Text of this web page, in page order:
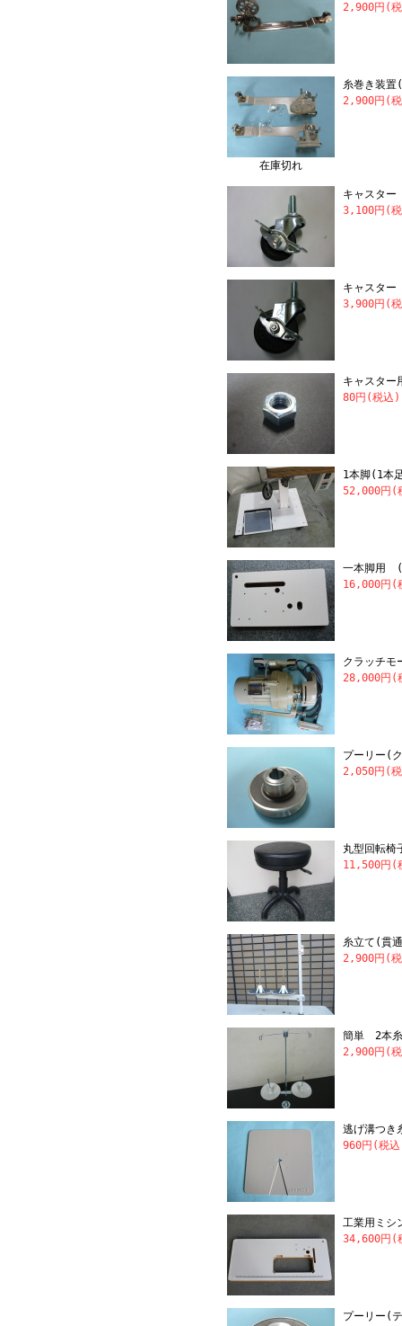
2,900円(
在庫切れ
糸巻き装
2,900円(
キャスタ
3,100円(
キャスタ
3,900円(
キャスタ
80円(税込)
1本脚(1本
52,000円(
一本脚用 (
16,000円(
クラッチ
28,000円(
プーリー(
2,050円(
丸型回転椅
11,500円(
糸立て(貫
2,900円(
簡単 2本
2,900円(
逃げ溝つ
960円(税
工業用ミ
34,600円(
プーリー(